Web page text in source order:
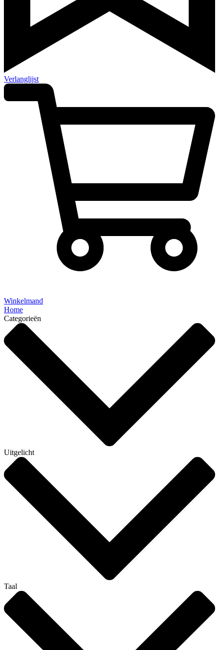
Verlanglijst
Winkelmand
Home
Categorieën
Uitgelicht
Taal